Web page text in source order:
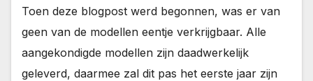
Toen deze blogpost werd begonnen, was er van
geen van de modellen eentje verkrijgbaar. Alle
aangekondigde modellen zijn daadwerkelijk
geleverd, daarmee zal dit pas het eerste jaar zijn